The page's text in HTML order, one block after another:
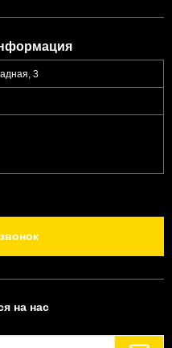
3
на нас